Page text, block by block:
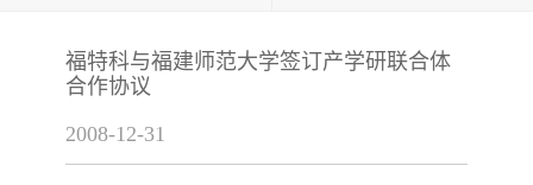
福特科与福建师范大学签订产学研联合体
合作协议
2008-12-31